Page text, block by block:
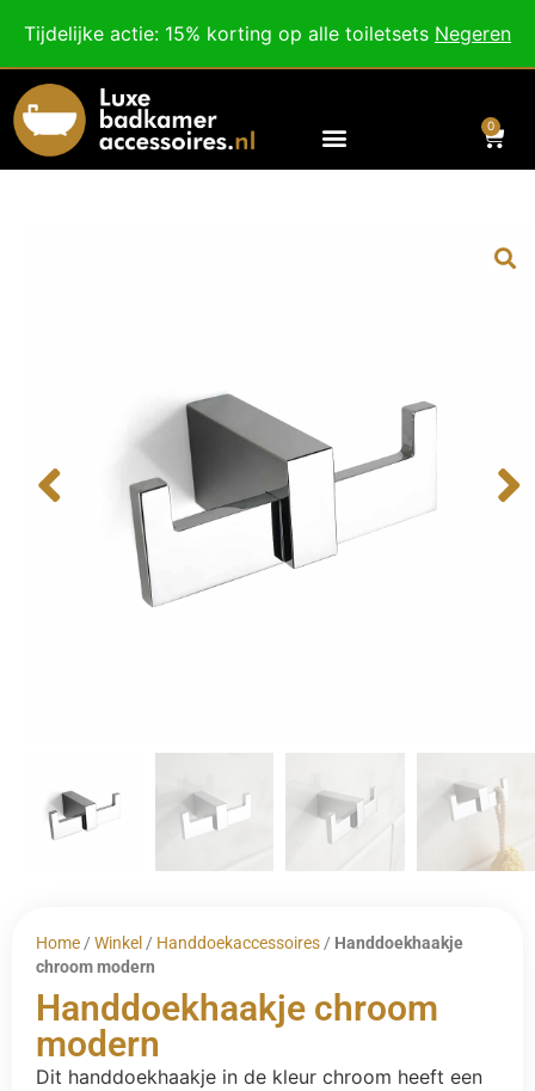
Tijdelijke actie: 15% korting op alle toiletsets Negeren
Voor 18:00 besteld, morgen in huis!
0
Home / Winkel / Handdoekaccessoires / Handdoekhaakje
chroom modern
Handdoekhaakje chroom
modern
Dit handdoekhaakje in de kleur chroom heeft een